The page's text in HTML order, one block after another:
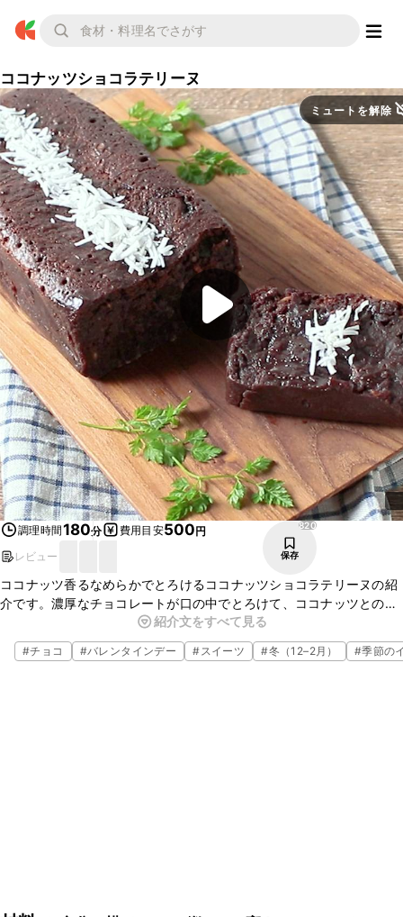
ココナッツショコラテリーヌ
ミュートを解除
調理時間180分 費用目安500円
レビュー
820
保存
ココナッツ香るなめらかでとろけるココナッツショコラテリーヌの紹
介です。濃厚なチョコレートが口の中でとろけて、ココナッツとの相
性も抜群です。甘いもの好きにはたまらない一品です。デザートやプ
レゼント、おもてなしなどにもぜひ作ってみてはいかがでしょうか。
紹介文をすべて見る
#チョコ #バレンタインデー #スイーツ #冬（12–2月） #季節の